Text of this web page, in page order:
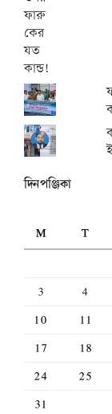
দিনপঞ্জিকা
M
T
3
4
10
11
17
18
24
25
31